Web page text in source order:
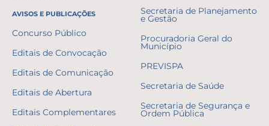
AVISOS E PUBLICAÇÕES
Concurso Público
Editais de Convocação
Editais de Comunicação
Editais de Abertura
Editais Complementares
Secretaria de Planejamento
e Gestão
Procuradoria Geral do
Município
PREVISPA
Secretaria de Saúde
Secretaria de Segurança e
Ordem Pública